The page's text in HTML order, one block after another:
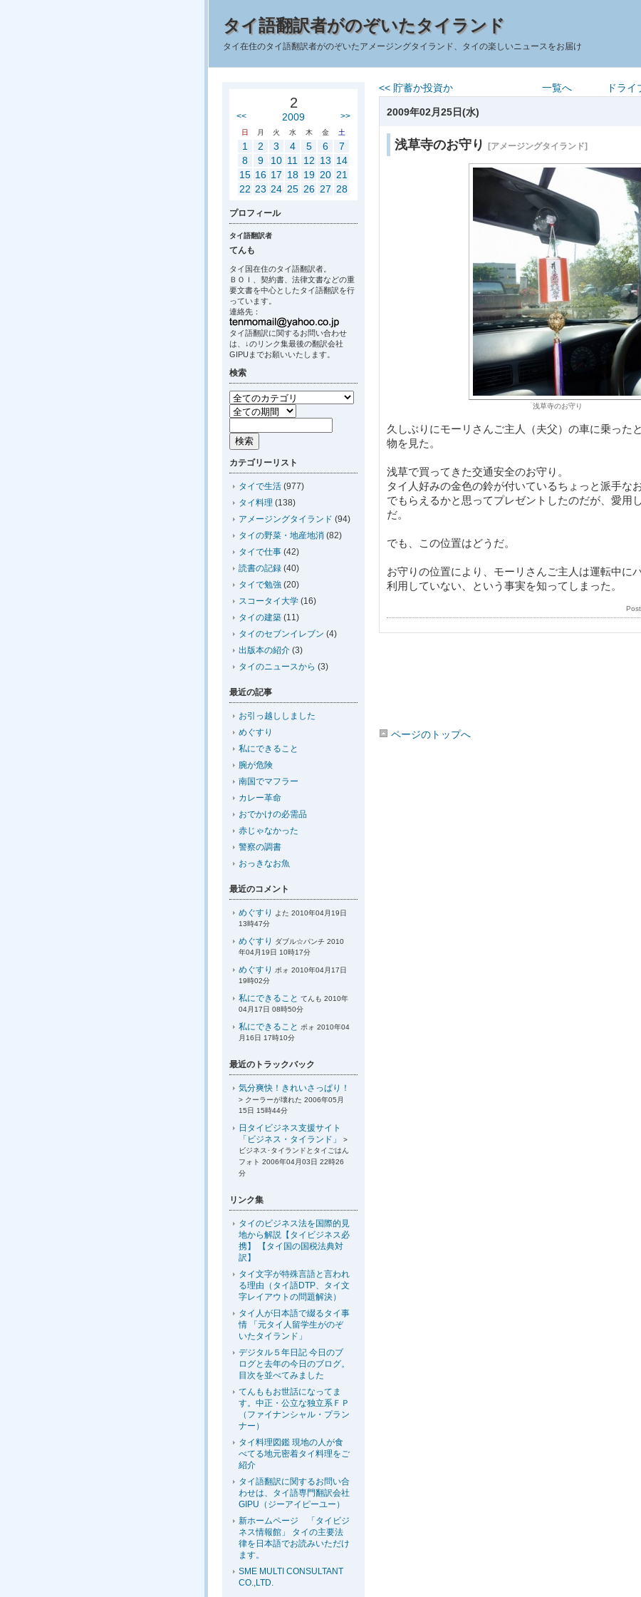
タイ語翻訳者がのぞいたタイランド
タイ在住のタイ語翻訳者がのぞいたアメージングタイランド、タイの楽しいニュースをお届け
<< 貯蓄か投資か 一覧へ
ドライ
2009年02月25日(水)
浅草寺のお守り [アメージングタイランド]
浅草寺のお守り
久しぶりにモーリさんご主人（夫父）の車に乗った
物を見た。
浅草で買ってきた交通安全のお守り。
タイ人好みの金色の鈴が付いているちょっと派手な
でもらえるかと思ってプレゼントしたのだが、愛用
だ。
でも、この位置はどうだ。
お守りの位置により、モーリさんご主人は運転中に
利用していない、という事実を知ってしまった。
ページのトップへ
2
<< 2009 >>
日 月 火 水 木 金 土
1 2 3 4 5 6
7
8
9 10 11 12 13 14
15 16 17 18 19 20 21
22 23 24 25 26 27 28
プロフィール
タイ語翻訳者
てんも
タイ国在住のタイ語翻訳者。
ＢＯＩ、契約書、法律文書などの重
要文書を中心としたタイ語翻訳を行
っています。
連絡先：
タイ語翻訳に関するお問い合わせ
は、↓のリンク集最後の翻訳会社
GIPUまでお願いいたします。
検索
カテゴリーリスト
タイで生活 (977)
タイ料理 (138)
アメージングタイランド (94)
タイの野菜・地産地消 (82)
タイで仕事 (42)
読書の記録 (40)
タイで勉強 (20)
スコータイ大学 (16)
タイの建築 (11)
タイのセブンイレブン (4)
出版本の紹介 (3)
タイのニュースから (3)
最近の記事
お引っ越ししました
めぐすり
私にできること
腕が危険
南国でマフラー
カレー革命
おでかけの必需品
赤じゃなかった
警察の調書
おっきなお魚
最近のコメント
めぐすり よた 2010年04月19日
13時47分
めぐすり
ダブル☆パンチ 2010
年04月19日 10時17分
めぐすり
ポォ 2010年04月17日
19時02分
私にできること てんも 2010年
04月17日 08時50分
私にできること ポォ 2010年04
月16日 17時10分
最近のトラックバック
気分爽快！きれいさっぱり！
> クーラーが壊れた 2006年05月
15日 15時44分
日タイビジネス支援サイト
「ビジネス・タイランド」
>
ビジネス･タイランドとタイごはん
フォト 2006年04月03日 22時26
分
リンク集
タイのビジネス法を国際的見
地から解説【タイビジネス必
携】 【タイ国の国税法典対
訳】
タイ文字が特殊言語と言われ
る理由（タイ語DTP、タイ文
字レイアウトの問題解決）
タイ人が日本語で綴るタイ事
情 「元タイ人留学生がのぞ
いたタイランド」
デジタル５年日記 今日のブ
ログと去年の今日のブログ。
目次を並べてみました
てんももお世話になってま
す。中正・公立な独立系ＦＰ
（ファイナンシャル・プラン
ナー）
タイ料理図鑑 現地の人が食
べてる地元密着タイ料理をご
紹介
タイ語翻訳に関するお問い合
わせは、タイ語専門翻訳会社
GIPU（ジーアイピーユー）
新ホームページ 「タイビジ
ネス情報館」 タイの主要法
律を日本語でお読みいただけ
ます。
SME MULTI CONSULTANT
CO.,LTD.